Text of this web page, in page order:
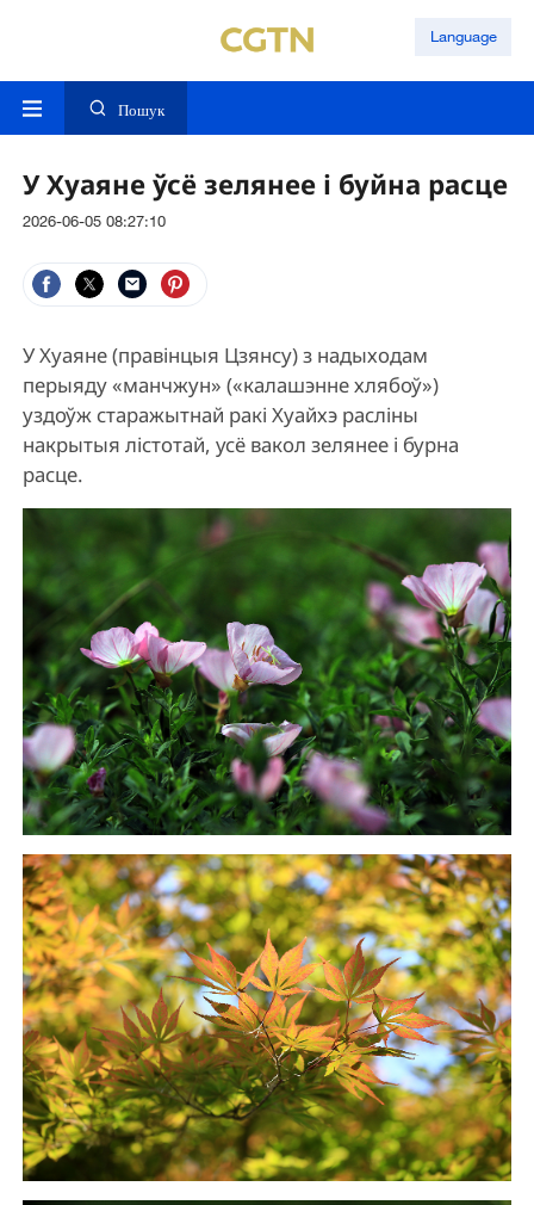
Language
Пошук
У Хуаяне ўсё зелянее і буйна расце
2026-06-05 08:27:10
У Хуаяне (правінцыя Цзянсу) з надыходам
перыяду «манчжун» («калашэнне хлябоў»)
уздоўж старажытнай ракі Хуайхэ расліны
накрытыя лістотай, усё вакол зелянее і бурна
расце.